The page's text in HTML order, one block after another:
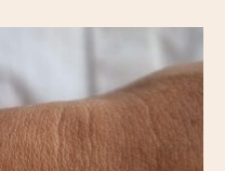
strony, pozwalając na podstawie
do Ciebie spersonalizowaną
W ramach tego
pozwalające Cię bezpośrednio
nie będziemy w stanie
Twojej aktywności.